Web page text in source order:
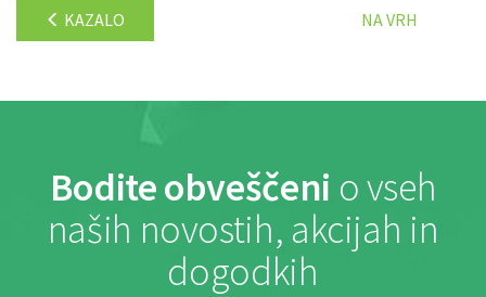
KAZALO NA VRH
Bodite obveščeni o vseh
naših novostih, akcijah in
dogodkih